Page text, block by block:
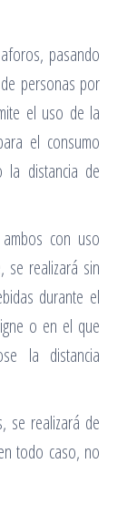
pasando
personas por
el uso de la
el consumo
la distancia de
con uso
se realizará sin
durante el
o en el que
la distancia
se realizará de
todo caso, no